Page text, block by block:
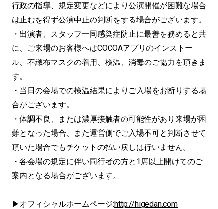
行政の指導、規定変更などにより公演開催が困難な場合
は止むを得ず公演中止の判断をする場合がございます。
・出演者、スタッフ一同感染症防止に最善を務めると共
に、ご来場のお客様へはCOCOAアプリのインストー
ル、不織布マスクの着用、検温、消毒のご協力を頂きま
す。
・当日の会場での検温結果によりご入場をお断りする場
合がございます。
・体調不良、または濃厚接触者の可能性があり来場が困
難となった場合、また運営側でご入場不可と判断させて
頂いた場合でもチケットの払い戻しは行いません。
・各会場の規定に伴い同行者の方と1席以上開けてのご
案内となる場合がございます。
▶オフィシャルホームページ:http://higedan.com